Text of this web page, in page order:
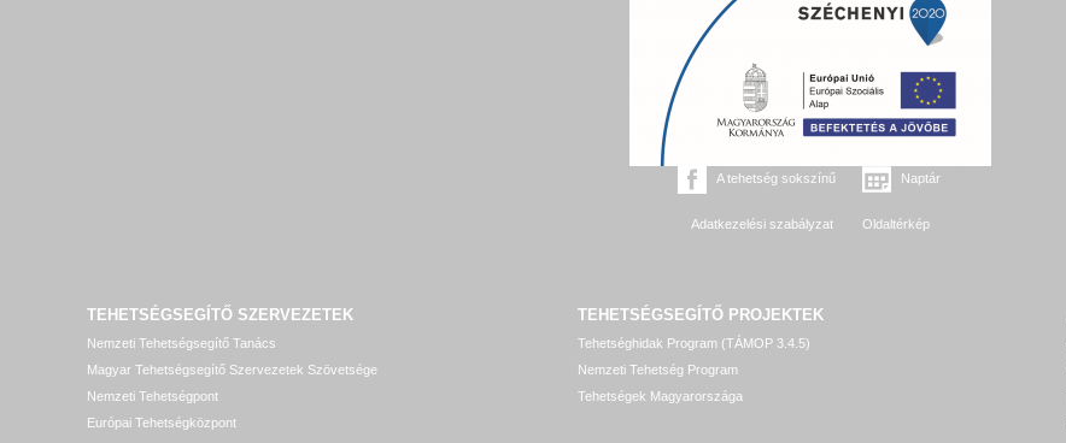
A tehetség sokszínű Naptár
Adatkezelési szabályzat Oldaltérkép
TEHETSÉGSEGÍTŐ SZERVEZETEK
Nemzeti Tehetségsegítő Tanács
Magyar Tehetségsegítő Szervezetek Szövetsége
Nemzeti Tehetségpont
Európai Tehetségközpont
TEHETSÉGSEGÍTŐ PROJEKTEK
Tehetséghidak Program (TÁMOP 3.4.5)
Nemzeti Tehetség Program
Tehetségek Magyarországa